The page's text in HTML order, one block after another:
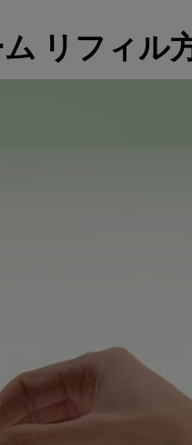
リフィル